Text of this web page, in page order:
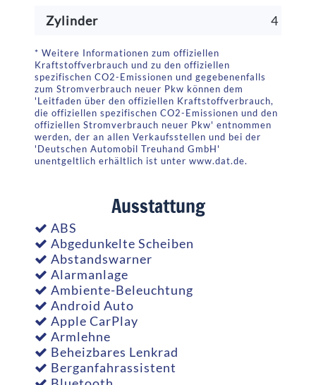
Zylinder
4
* Weitere Informationen zum offiziellen
Kraftstoffverbrauch und zu den offiziellen
spezifischen CO2-Emissionen und gegebenenfalls
zum Stromverbrauch neuer Pkw können dem
'Leitfaden über den offiziellen Kraftstoffverbrauch,
die offiziellen spezifischen CO2-Emissionen und den
offiziellen Stromverbrauch neuer Pkw' entnommen
werden, der an allen Verkaufsstellen und bei der
'Deutschen Automobil Treuhand GmbH'
unentgeltlich erhältlich ist unter www.dat.de.
Ausstattung
ABS
Abgedunkelte Scheiben
Abstandswarner
Alarmanlage
Ambiente-Beleuchtung
Android Auto
Apple CarPlay
Armlehne
Beheizbares Lenkrad
Berganfahrassistent